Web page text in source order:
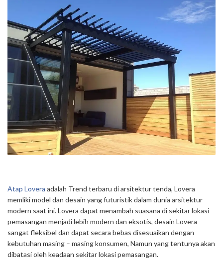
Atap Lovera adalah Trend terbaru di arsitektur tenda, Lovera
memliki model dan desain yang futuristik dalam dunia arsitektur
modern saat ini. Lovera dapat menambah suasana di sekitar lokasi
pemasangan menjadi lebih modern dan eksotis, desain Lovera
sangat fleksibel dan dapat secara bebas disesuaikan dengan
kebutuhan masing – masing konsumen, Namun yang tentunya akan
dibatasi oleh keadaan sekitar lokasi pemasangan.